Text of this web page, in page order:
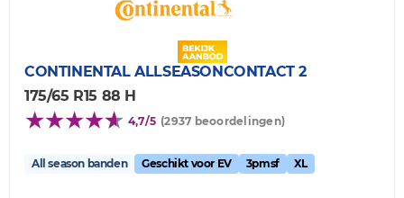
CONTINENTAL ALLSEASONCONTACT 2
175/65 R15 88 H
4,7/5 (2937 beoordelingen)
All season banden Geschikt voor EV 3pmsf XL